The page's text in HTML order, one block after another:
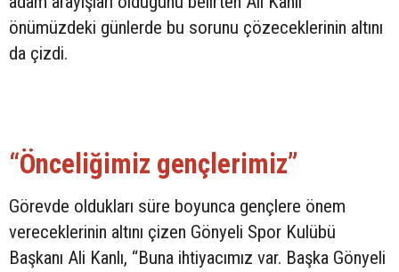
önümüzdeki günlerde bu sorunu çözeceklerinin altını
da çizdi.
“Önceliğimiz gençlerimiz”
Görevde oldukları süre boyunca gençlere önem
vereceklerinin altını çizen Gönyeli Spor Kulübü
Başkanı Ali Kanlı, “Buna ihtiyacımız var. Başka Gönyeli